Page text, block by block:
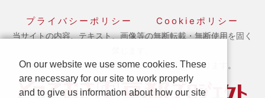
プライバシーポリシー Cookieポリシー
当サイトの内容、テキスト、画像等の無断転載・無断使用を固く
※ 本ホームページの運営は宿泊税を活用しております。
On our website we use some cookies. These
are necessary for our site to work properly
and to give us information about how our site